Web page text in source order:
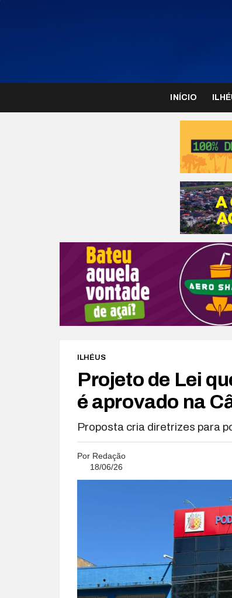
INÍCIO
ILHÉUS
Projeto de Lei
é aprovado na
Proposta cria diretrizes para
Por Redação
18/06/26